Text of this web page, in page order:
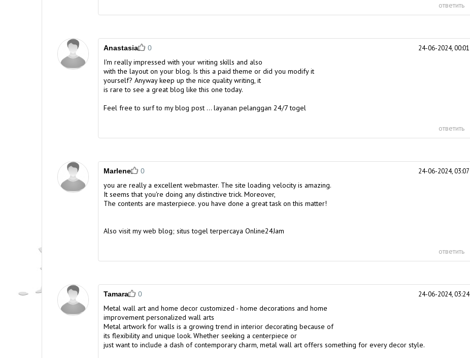
ответить
Anastasia 24-06-2024, 00:01
0
I'm really impressed with your writing skills and also
with the layout on your blog. Is this a paid theme or did you modify it
yourself? Anyway keep up the nice quality writing, it
is rare to see a great blog like this one today.
Feel free to surf to my blog post ... layanan pelanggan 24/7 togel
ответить
Marlene 24-06-2024, 03:07
0
you are really a excellent webmaster. The site loading velocity is amazing.
It seems that you're doing any distinctive trick. Moreover,
The contents are masterpiece. you have done a great task on this matter!
Also visit my web blog; situs togel terpercaya Online24Jam
ответить
Tamara 24-06-2024, 03:24
0
Metal wall art and home decor customized - home decorations and home
improvement personalized wall arts
Metal artwork for walls is a growing trend in interior decorating because of
its flexibility and unique look. Whether seeking a centerpiece or
just want to include a dash of contemporary charm, metal wall art offers something for every decor style.